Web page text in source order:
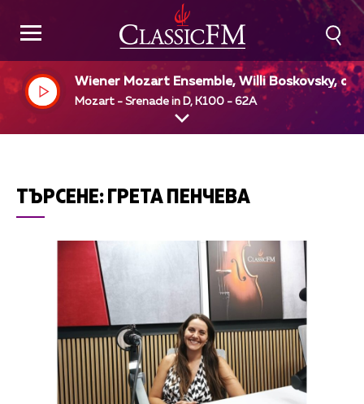
Wiener Mozart Ensemble, Willi Boskovsky, dir
Mozart - Srenade in D, K100 - 62A
ТЪРСЕНЕ:ГРЕТА ПЕНЧЕВА